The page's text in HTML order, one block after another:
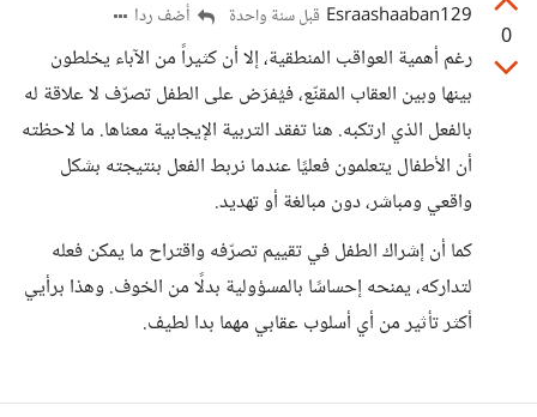
0
Esraashaaban129 قبل سنة واحدة أضف ردا
رغم أهمية العواقب المنطقية، إلا أن كثيراً من الآباء يخلطون
بينها وبين العقاب المقنّع، فيُفرَض على الطفل تصرّف لا علاقة له
بالفعل الذي ارتكبه. هنا تفقد التربية الإيجابية معناها. ما لاحظته
أن الأطفال يتعلمون فعليًا عندما نربط الفعل بنتيجته بشكل
واقعي ومباشر، دون مبالغة أو تهديد.
كما أن إشراك الطفل في تقييم تصرّفه واقتراح ما يمكن فعله
لتداركه، يمنحه إحساسًا بالمسؤولية بدلًا من الخوف. وهذا برأيي
أكثر تأثير من أي أسلوب عقابي مهما بدا لطيف.